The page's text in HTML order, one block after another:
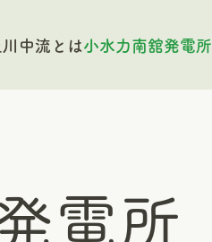
中流とは小水力南舘発電所
電所